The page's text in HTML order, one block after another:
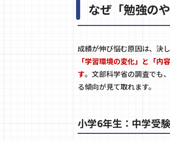
なぜ「勉強の
成績が伸び悩む原因は、決
「学習環境の変化」と「
す。文部科学省の調査でも
る傾向が見て取れます。
小学6年生：中学受